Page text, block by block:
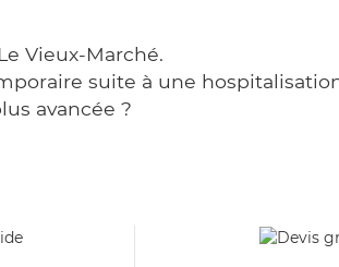
Vieux-Marché.
suite à une
avancée ?